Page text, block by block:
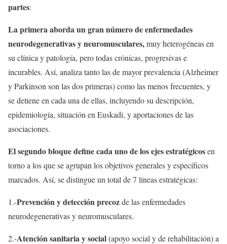
partes:
La primera aborda un gran número de enfermedades
neurodegenerativas y neuromusculares,muy heterogéneas en
su clínica y patología, pero todas crónicas, progresivas e
incurables. Así, analiza tanto las de mayor prevalencia (Alzheimer
y Parkinson son las dos primeras) como las menos frecuentes, y
se detiene en cada una de ellas, incluyendo su descripción,
epidemiología, situación en Euskadi, y aportaciones de las
asociaciones.
El segundo bloque define cada uno de los ejes estratégicosen
torno a los que se agrupan los objetivos generales y específicos
marcados. Así, se distingue un total de 7 líneas estratégicas:
1.-Prevención y detección precozde las enfermedades
neurodegenerativas y neuromusculares.
2.-Atención sanitaria y social(apoyo social y de rehabilitación) a